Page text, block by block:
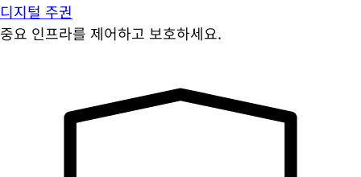
디지털 주권
중요 인프라를 제어하고 보호하세요.